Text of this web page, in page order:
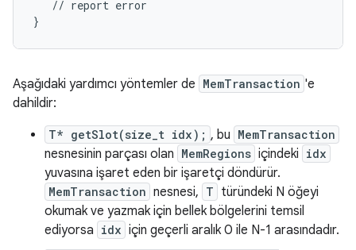
// report error
}
Aşağıdaki yardımcı yöntemler de MemTransaction 'e
dahildir:
T* getSlot(size_t idx); , bu MemTransaction
nesnesinin parçası olan MemRegions içindeki idx
yuvasına işaret eden bir işaretçi döndürür.
MemTransaction nesnesi, T türündeki N öğeyi
okumak ve yazmak için bellek bölgelerini temsil
ediyorsa idx için geçerli aralık 0 ile N-1 arasındadır.